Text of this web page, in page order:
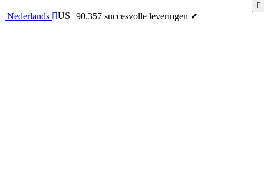
Nederlands US 90.357 succesvolle leveringen ✔